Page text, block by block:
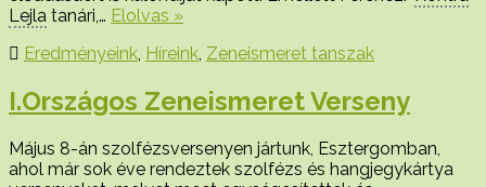
Lejla tanári,… Elolvas »
Eredményeink Híreink Zeneismeret tanszak
I.Országos Zeneismeret Verseny
Május 8-án szolfézsversenyen jártunk, Esztergomban,
ahol már sok éve rendeztek szolfézs és hangjegykártya